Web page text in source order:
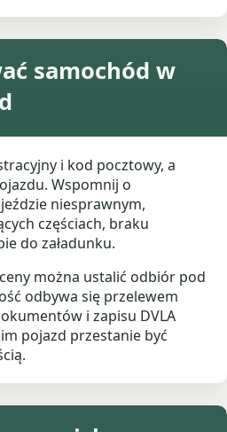
samochód w
i kod pocztowy, a
Wspomnij o
niesprawnym,
częściach, braku
do załadunku.
można ustalić odbiór pod
odbywa się przelewem
i zapisu DVLA
pojazd przestanie być